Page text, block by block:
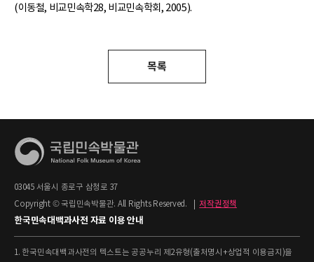
(이동철, 비교민속학28, 비교민속학회, 2005).
목록
03045 서울시 종로구 삼청로 37
Copyright © 국립민속박물관. All Rights Reserved.
저작권정책
한국민속대백과사전 자료 이용 안내
1. 한국민속대백과사전의 텍스트는 공공누리 제2유형(출처명시+상업적 이용금지)을